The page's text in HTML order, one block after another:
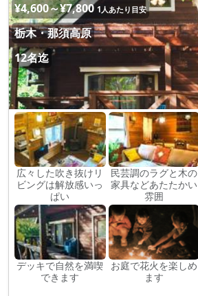
¥4,600～¥7,800 1人あたり目安
栃木・那須高原
12名迄
広々した吹き抜けリ
ビングは解放感いっ
ぱい
民芸調のラグと木の
家具などあたたかい
雰囲
デッキで自然を満喫
できます
お庭で花火を楽しめ
ます